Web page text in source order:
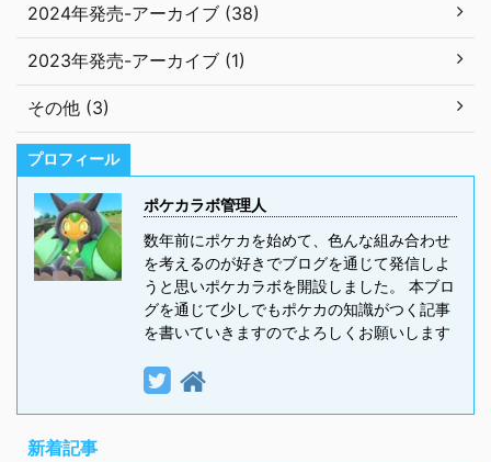
2024年発売-アーカイブ (38)
2023年発売-アーカイブ (1)
その他 (3)
プロフィール
ポケカラボ管理人
数年前にポケカを始めて、色んな組み合わせ
を考えるのが好きでブログを通じて発信しよ
うと思いポケカラボを開設しました。 本ブロ
グを通じて少しでもポケカの知識がつく記事
を書いていきますのでよろしくお願いします
新着記事